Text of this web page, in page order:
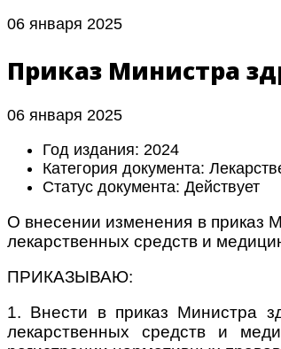
06 января 2025
Приказ Министра
06 января 2025
Год издания: 2024
Категория документа:
Статус документа: Действует
О внесении изменения в приказ
лекарственных средств и
ПРИКАЗЫВАЮ:
1. Внести в приказ Министра
лекарственных средств и